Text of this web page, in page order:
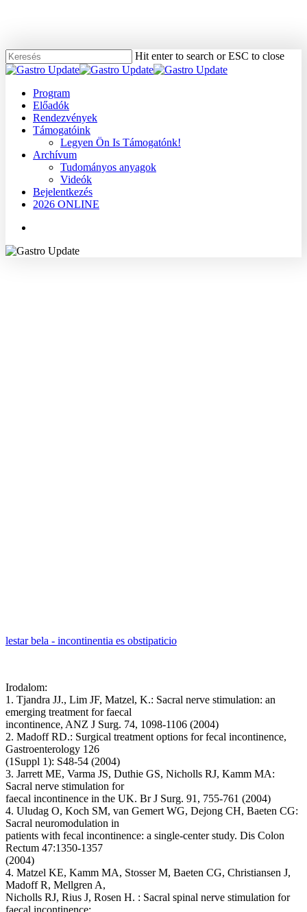
content
Hit enter to search or ESC to close
Close
Menu
Program
Előadók
Rendezvények
Támogatóink
Legyen Ön Is Támogatónk!
Archívum
Tudományos anyagok
Videók
Bejelentkezés
2026 ONLINE
lestar bela - incontinentia es obstipaticio
Irodalom:
1. Tjandra JJ., Lim JF, Matzel, K.: Sacral nerve stimulation: an
emerging treatment for faecal
incontinence, ANZ J Surg. 74, 1098-1106 (2004)
2. Madoff RD.: Surgical treatment options for fecal incontinence,
Gastroenterology 126
(1Suppl 1): S48-54 (2004)
3. Jarrett ME, Varma JS, Duthie GS, Nicholls RJ, Kamm MA:
Sacral nerve stimulation for
faecal incontinence in the UK. Br J Surg. 91, 755-761 (2004)
4. Uludag O, Koch SM, van Gemert WG, Dejong CH, Baeten CG:
Sacral neuromodulation in
patients with fecal incontinence: a single-center study. Dis Colon
Rectum 47:1350-1357
(2004)
4. Matzel KE, Kamm MA, Stosser M, Baeten CG, Christiansen J,
Madoff R, Mellgren A,
Nicholls RJ, Rius J, Rosen H. : Sacral spinal nerve stimulation for
faecal incontinence: